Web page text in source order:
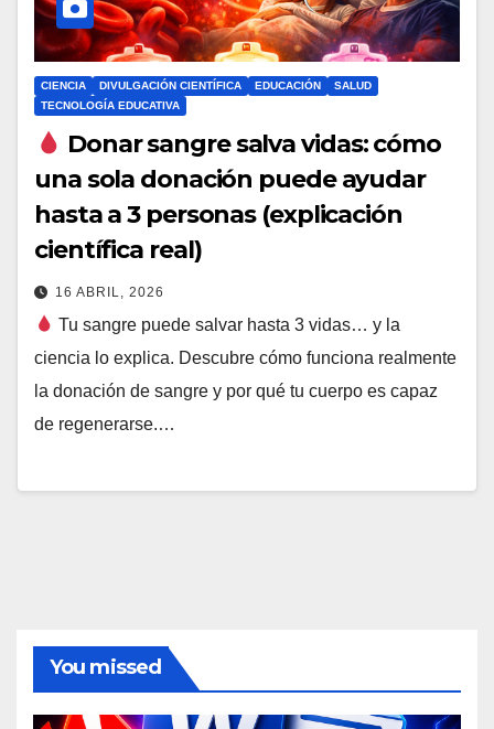
CIENCIA DIVULGACIÓN CIENTÍFICA EDUCACIÓN
SALUD
TECNOLOGÍA EDUCATIVA
Donar sangre salva vidas: cómo
una sola donación puede ayudar
hasta a 3 personas (explicación
científica real)
16 ABRIL, 2026
Tu sangre puede salvar hasta 3 vidas… y la
ciencia lo explica. Descubre cómo funciona realmente
la donación de sangre y por qué tu cuerpo es capaz
de regenerarse.…
You missed